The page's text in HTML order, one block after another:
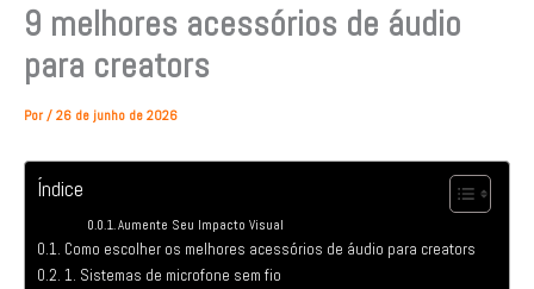
9 melhores acessórios de áudio
para creators
Por / 26 de junho de 2026
Índice
Aumente Seu Impacto Visual
Como escolher os melhores acessórios de áudio para creators
1. Sistemas de microfone sem fio
r